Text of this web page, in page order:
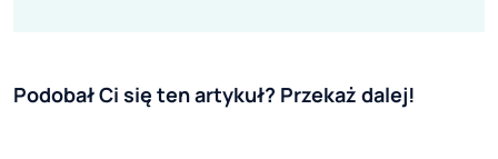
Podobał Ci się ten artykuł? Przekaż dalej!